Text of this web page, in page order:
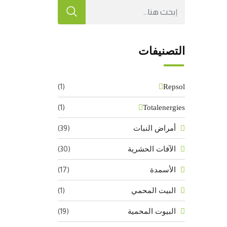
التصنيفات
Repsol
(1)
Totalenergies
(1)
أمراض النبات (39)
الآفات الحشرية (30)
الأسمدة (17)
البيت المحمي (1)
البيوت المحمية (19)